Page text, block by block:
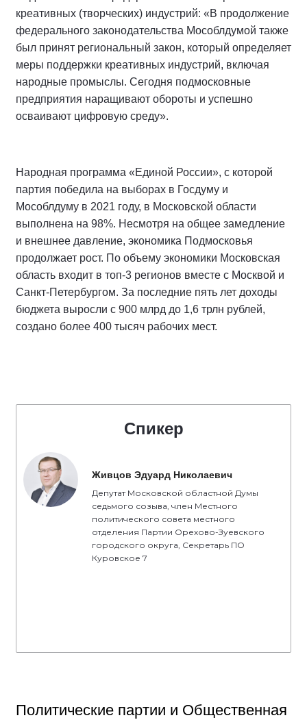
креативных (творческих) индустрий: «В продолжение
федерального законодательства Мособлдумой также
был принят региональный закон, который определяет
меры поддержки креативных индустрий, включая
народные промыслы. Сегодня подмосковные
предприятия наращивают обороты и успешно
осваивают цифровую среду».
Народная программа «Единой России», с которой
партия победила на выборах в Госдуму и
Мособлдуму в 2021 году, в Московской области
выполнена на 98%. Несмотря на общее замедление
и внешнее давление, экономика Подмосковья
продолжает рост. По объему экономики Московская
область входит в топ-3 регионов вместе с Москвой и
Санкт-Петербургом. За последние пять лет доходы
бюджета выросли с 900 млрд до 1,6 трлн рублей,
создано более 400 тысяч рабочих мест.
Спикер
Живцов Эдуард Николаевич
Депутат Московской областной Думы
седьмого созыва, член Местного
политического совета местного
отделения Партии Орехово-Зуевского
городского округа, Секретарь ПО
Куровское 7
Политические партии и Общественная